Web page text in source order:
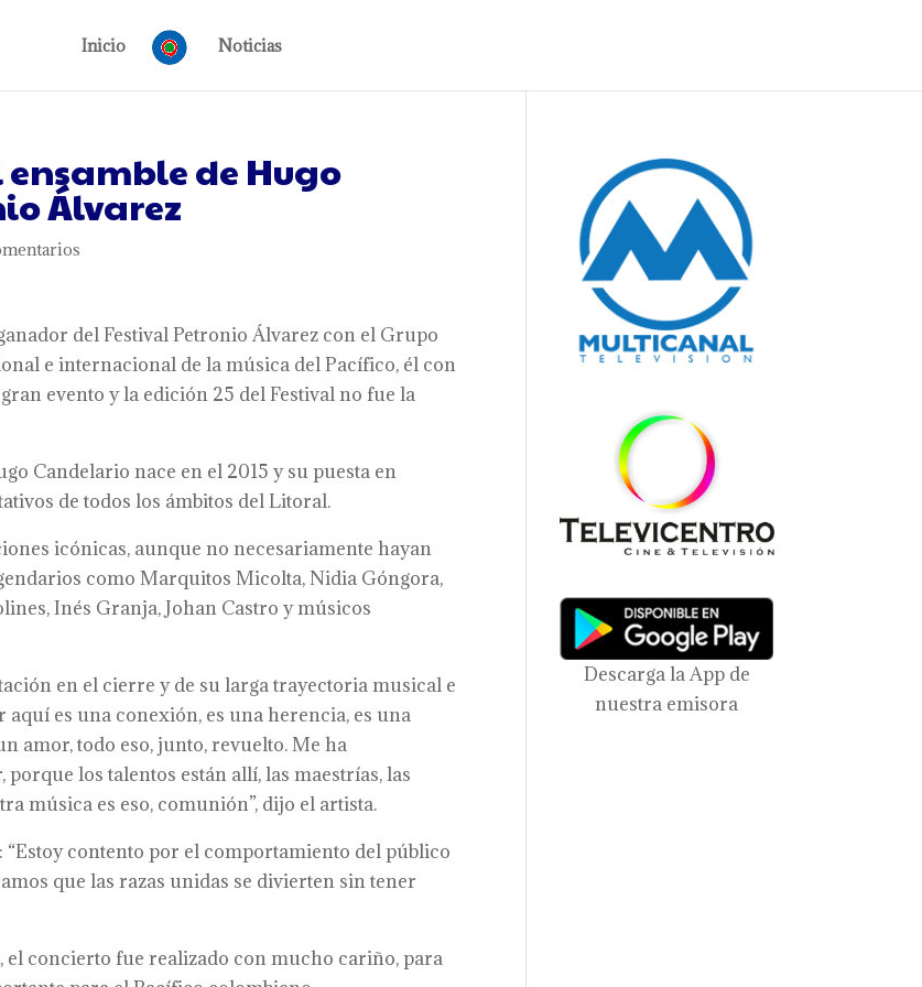
Inicio Noticias
ensamble de Hugo
Álvarez
del Festival Petronio Álvarez con el Grupo
e internacional de la música del Pacífico, él con
evento y la edición 25 del Festival no fue la
Candelario nace en el 2015 y su puesta en
de todos los ámbitos del Litoral.
icónicas, aunque no necesariamente hayan
como Marquitos Micolta, Nidia Góngora,
Inés Granja, Johan Castro y músicos
en el cierre y de su larga trayectoria musical e
es una conexión, es una herencia, es una
amor, todo eso, junto, revuelto. Me ha
los talentos están allí, las maestrías, las
música es eso, comunión”, dijo el artista.
contento por el comportamiento del público
que las razas unidas se divierten sin tener
el concierto fue realizado con mucho cariño, para
Descarga la App de
nuestra emisora